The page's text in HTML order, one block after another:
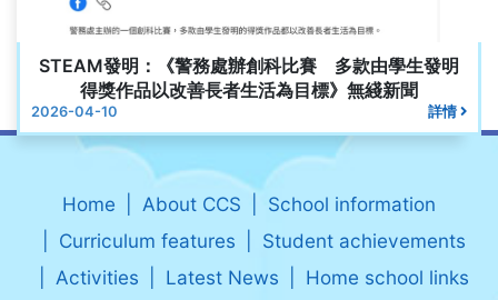
STEAM發明：《警務處辦創科比賽 多款由學生發明
得獎作品以改善長者生活為目標》無綫新聞
2026-04-10 詳情
Home About CCS
School information
Curriculum features
Student achievements
Activities
Latest News Home school links